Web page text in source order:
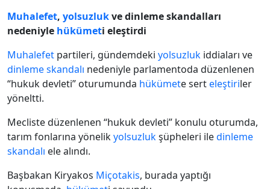
Muhalefet, yolsuzlukve dinleme skandalları
nedeniyle hükümeti eleştirdi
Muhalefet partileri, gündemdeki yolsuzluk iddiaları ve
dinleme skandalı nedeniyle parlamentoda düzenlenen
“hukuk devleti” oturumunda hükümete serteleştiriler
yöneltti.
Mecliste düzenlenen “hukuk devleti” konulu oturumda,
tarım fonlarına yönelikyolsuzlukşüpheleri iledinleme
skandalı ele alındı.
Başbakan Kiryakos Miçotakis, burada yaptığı